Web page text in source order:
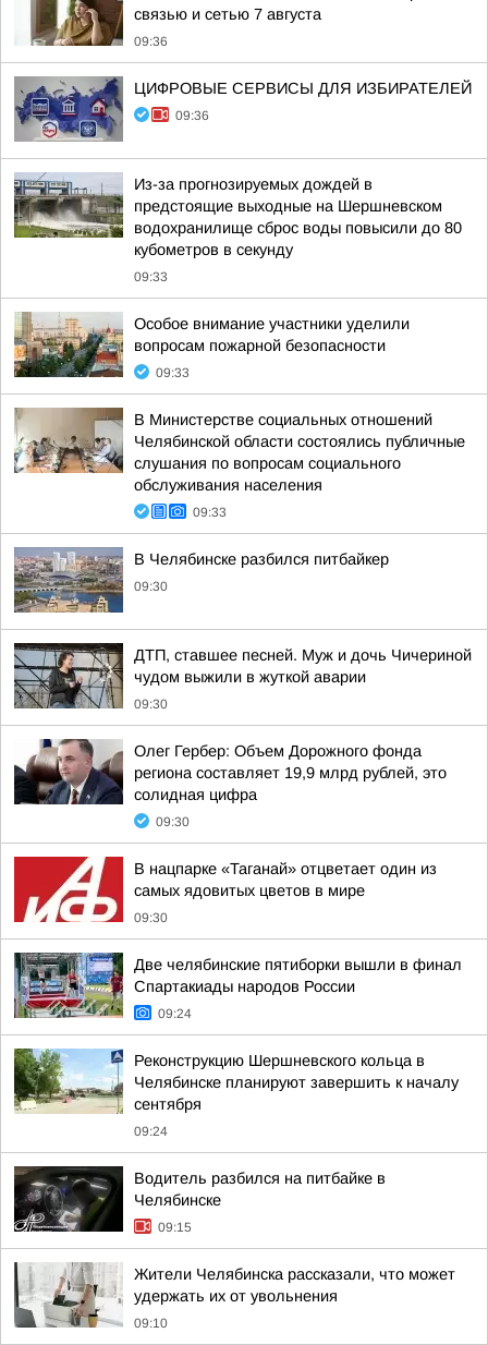
связью и сетью 7 августа
09:36
ЦИФРОВЫЕ СЕРВИСЫ ДЛЯ ИЗБИРАТЕЛЕЙ
09:36
Из-за прогнозируемых дождей в
предстоящие выходные на Шершневском
водохранилище сброс воды повысили до 80
кубометров в секунду
09:33
Особое внимание участники уделили
вопросам пожарной безопасности
09:33
В Министерстве социальных отношений
Челябинской области состоялись публичные
слушания по вопросам социального
обслуживания населения
09:33
В Челябинске разбился питбайкер
09:30
ДТП, ставшее песней. Муж и дочь Чичериной
чудом выжили в жуткой аварии
09:30
Олег Гербер: Объем Дорожного фонда
региона составляет 19,9 млрд рублей, это
солидная цифра
09:30
В нацпарке «Таганай» отцветает один из
самых ядовитых цветов в мире
09:30
Две челябинские пятиборки вышли в финал
Спартакиады народов России
09:24
Реконструкцию Шершневского кольца в
Челябинске планируют завершить к началу
сентября
09:24
Водитель разбился на питбайке в
Челябинске
09:15
Жители Челябинска рассказали, что может
удержать их от увольнения
09:10